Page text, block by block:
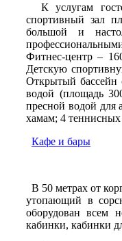
К услугам
спортивный зал
большой и
Фитнес-центр –
Детскую
Открытый бассейн
водой (площадь
пресной водой для
хамам; 4
Кафе и бары
В 50 метрах от
утопающий в
оборудован всем
кабинки, кабинки